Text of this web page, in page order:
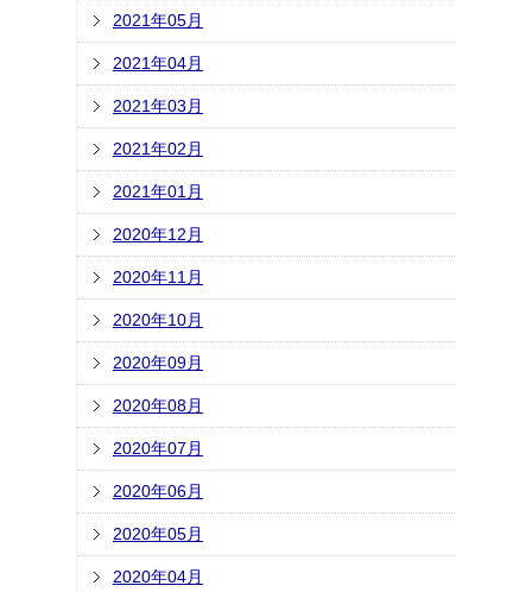
2021年05月
2021年04月
2021年03月
2021年02月
2021年01月
2020年12月
2020年11月
2020年10月
2020年09月
2020年08月
2020年07月
2020年06月
2020年05月
2020年04月